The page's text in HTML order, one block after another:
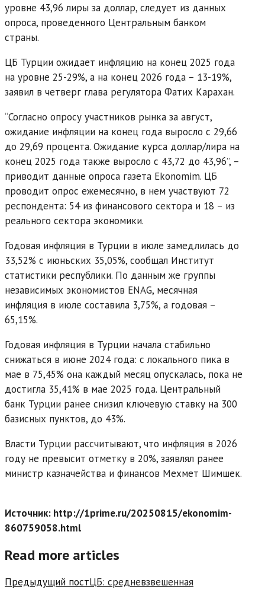
уровне 43,96 лиры за доллар, следует из данных
опроса, проведенного Центральным банком
страны.
ЦБ Турции ожидает инфляцию на конец 2025 года
на уровне 25-29%, а на конец 2026 года – 13-19%,
заявил в четверг глава регулятора Фатих Карахан.
“Согласно опросу участников рынка за август,
ожидание инфляции на конец года выросло с 29,66
до 29,69 процента. Ожидание курса доллар/лира на
конец 2025 года также выросло с 43,72 до 43,96”, –
приводит данные опроса газета Ekonomim. ЦБ
проводит опрос ежемесячно, в нем участвуют 72
респондента: 54 из финансового сектора и 18 – из
реального сектора экономики.
Годовая инфляция в Турции в июле замедлилась до
33,52% с июньских 35,05%, сообщал Институт
статистики республики. По данным же группы
независимых экономистов ENAG, месячная
инфляция в июле составила 3,75%, а годовая –
65,15%.
Годовая инфляция в Турции начала стабильно
снижаться в июне 2024 года: с локального пика в
мае в 75,45% она каждый месяц опускалась, пока не
достигла 35,41% в мае 2025 года. Центральный
банк Турции ранее снизил ключевую ставку на 300
базисных пунктов, до 43%.
Власти Турции рассчитывают, что инфляция в 2026
году не превысит отметку в 20%, заявлял ранее
министр казначейства и финансов Мехмет Шимшек.
Источник: http://1prime.ru/20250815/ekonomim-
860759058.html
Read more articles
Предыдущий постЦБ: средневзвешенная